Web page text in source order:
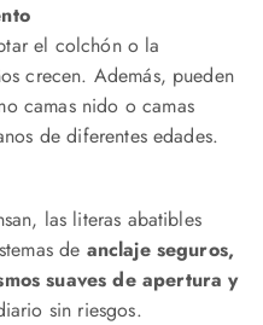
el colchón o la
crecen. Además, pueden
camas nido o camas
de diferentes edades.
las literas abatibles
de anclaje seguros,
suaves de apertura y
sin riesgos.